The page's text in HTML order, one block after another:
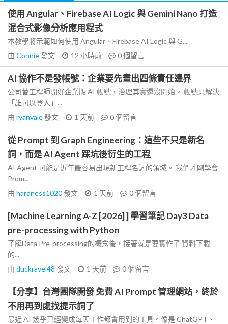
使用 Angular、Firebase AI Logic 與 Gemini Nano 打造
混合式影像分析應用程式
本教學將示範如何使用 Angular、Firebase AI Logic 與 G...
由 Connie發文 12 小時前 0個留言
AI 協作不是發帳號：企業要先畫出四條責任邊界
公司替工程師開好企業版 AI 帳號，治理其實還沒開始。 帳號只解決
「誰可以登入」...
由 ryanvale發文 1 天前 0個留言
從 Prompt 到 Graph Engineering：這些不只是新名
詞，而是 AI Agent 踩坑後衍生的工程
AI Agent 可能是近年最容易出現新工程名詞的領域。 我們才剛學會
Prom...
由 hardness1020發文 1 天前 0個留言
[Machine Learning A-Z [2026] ] 學習筆記 Day3 Data
pre-processing with Python
了解Data Pre-processing的概念後，接著就是要實作了 資料下載
的...
由 duckravel48 發文 1 天前 0個留言
【分享】台灣團隊開發 免費 AI Prompt 管理網站，終於
不用再到處找提示詞了
最近 AI 幾乎已經變成每天工作都會用到的工具。像是 ChatGPT、